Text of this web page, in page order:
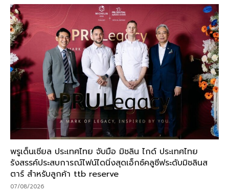
พรูเด็นเชียล ประเทศไทย จับมือ มิชลิน ไกด์ ประเทศไทย
รังสรรค์ประสบการณ์ไฟน์ไดนิ่งสุดเอ็กซ์คลูซีฟระดับมิชลินส
ตาร์ สำหรับลูกค้า ttb reserve
07/08/2026